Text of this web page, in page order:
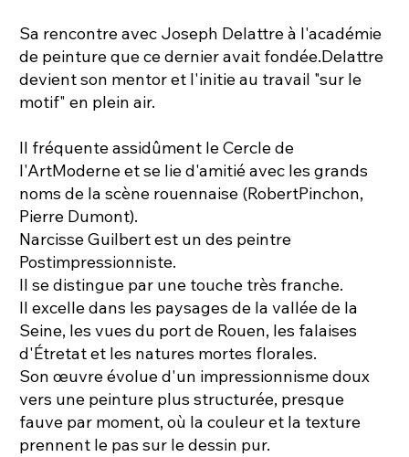
Sa rencontre avec Joseph Delattre à l'académie
de peinture que ce dernier avait fondée.Delattre
devient son mentor et l'initie au travail "sur le
motif" en plein air.
Il fréquente assidûment le Cercle de
l'ArtModerne et se lie d'amitié avec les grands
noms de la scène rouennaise (RobertPinchon,
Pierre Dumont).
Narcisse Guilbert est un des peintre
Postimpressionniste.
Il se distingue par une touche très franche.
Il excelle dans les paysages de la vallée de la
Seine, les vues du port de Rouen, les falaises
d'Étretat et les natures mortes florales.
Son œuvre évolue d'un impressionnisme doux
vers une peinture plus structurée, presque
fauve par moment, où la couleur et la texture
prennent le pas sur le dessin pur.